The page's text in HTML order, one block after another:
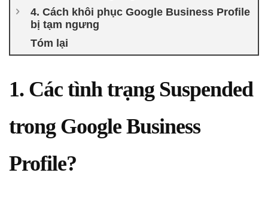
4. Cách khôi phục Google Business Profile
bị tạm ngưng
Tóm lại
1. Các tình trạng Suspended
trong Google Business
Profile?